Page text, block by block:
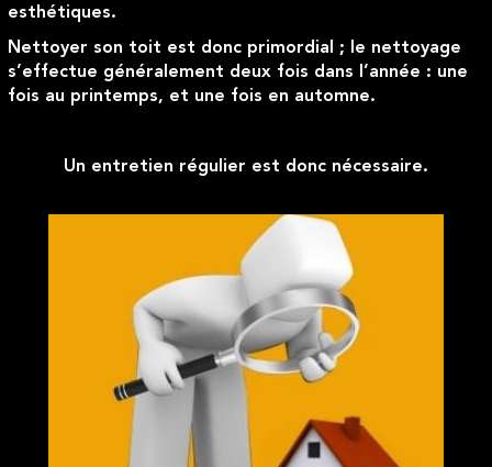
esthétiques.
Nettoyer son toit est donc primordial ; le nettoyage
s’effectue généralement deux fois dans l’année : une
fois au printemps, et une fois en automne.
Un entretien régulier est donc nécessaire.